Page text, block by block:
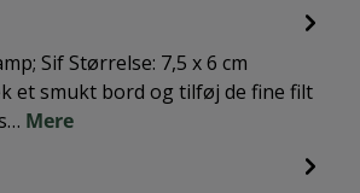
Sif Størrelse: 7,5 x 6 cm
et smukt bord og tilføj de fine filt
Mere